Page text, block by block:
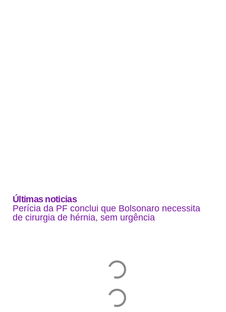
Últimas noticias
Perícia da PF conclui que Bolsonaro necessita
de cirurgia de hérnia, sem urgência